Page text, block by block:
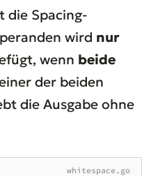
die Spacing-
wird nur
wenn beide
der beiden
die Ausgabe ohne
whitespace.go